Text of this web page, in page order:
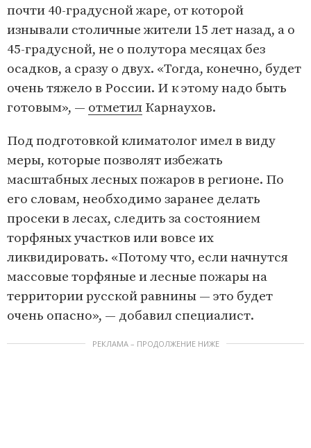
почти 40-градусной жаре, от которой
изнывали столичные жители 15 лет назад, а о
45-градусной, не о полутора месяцах без
осадков, а сразу о двух. «Тогда, конечно, будет
очень тяжело в России. И к этому надо быть
готовым», — отметил Карнаухов.
Под подготовкой климатолог имел в виду
меры, которые позволят избежать
масштабных лесных пожаров в регионе. По
его словам, необходимо заранее делать
просеки в лесах, следить за состоянием
торфяных участков или вовсе их
ликвидировать. «Потому что, если начнутся
массовые торфяные и лесные пожары на
территории русской равнины — это будет
очень опасно», — добавил специалист.
РЕКЛАМА – ПРОДОЛЖЕНИЕ НИЖЕ